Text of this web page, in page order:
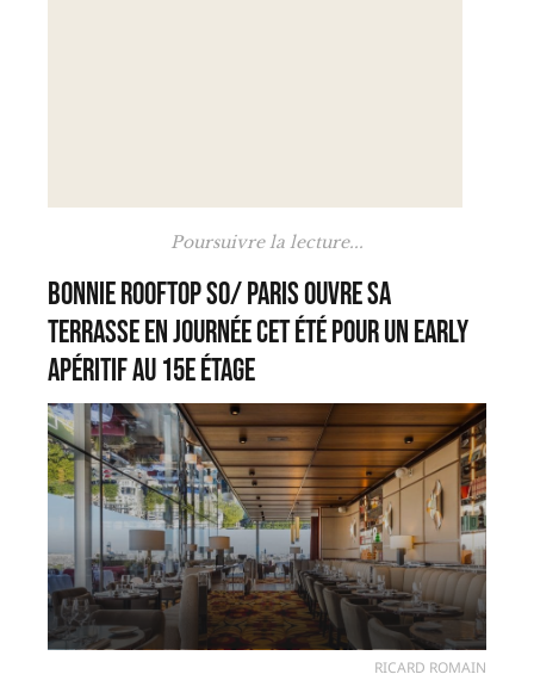
Poursuivre la lecture...
Bonnie Rooftop SO/ Paris ouvre sa
terrasse en journée cet été pour un early
apéritif au 15e étage
RICARD ROMAIN